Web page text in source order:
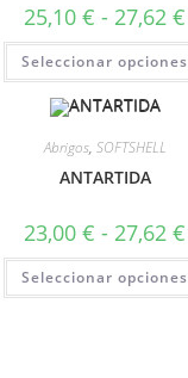
25,10 € - 27,62 €
Seleccionar opciones
Abrigos, SOFTSHELL
ANTARTIDA
23,00 € - 27,62 €
Seleccionar opciones